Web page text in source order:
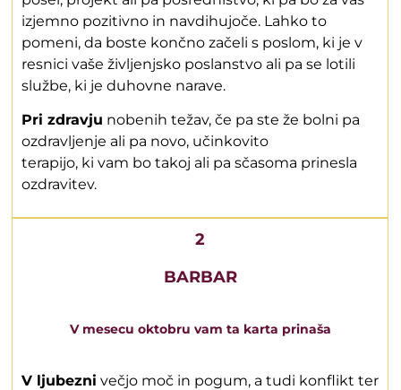
izjemno pozitivno in navdihujoče. Lahko to
pomeni, da boste končno začeli s poslom, ki je v
resnici vaše življenjsko poslanstvo ali pa se lotili
službe, ki je duhovne narave.
Pri zdravju nobenih težav, če pa ste že bolni pa
ozdravljenje ali pa novo, učinkovito
terapijo, ki vam bo takoj ali pa sčasoma prinesla
ozdravitev.
2
BARBAR
V mesecu oktobru vam ta karta prinaša
V ljubezni večjo moč in pogum, a tudi konflikt ter